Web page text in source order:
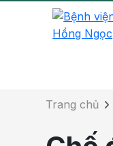
Trang chủ